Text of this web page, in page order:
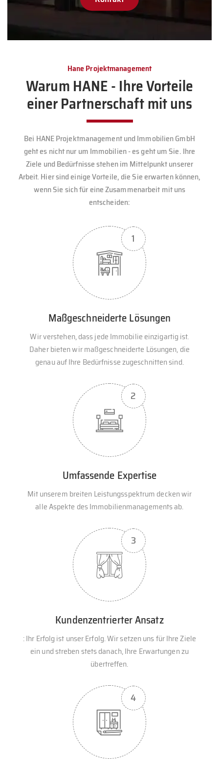
Hane Projektmanagement
Warum HANE - Ihre Vorteile
einer Partnerschaft mit uns
Bei HANE Projektmanagement und Immobilien GmbH
geht es nicht nur um Immobilien - es geht um Sie. Ihre
Ziele und Bedürfnisse stehen im Mittelpunkt unserer
Arbeit. Hier sind einige Vorteile, die Sie erwarten können,
wenn Sie sich für eine Zusammenarbeit mit uns
entscheiden:
Maßgeschneiderte Lösungen
Wir verstehen, dass jede Immobilie einzigartig ist.
Daher bieten wir maßgeschneiderte Lösungen, die
genau auf Ihre Bedürfnisse zugeschnitten sind.
Umfassende Expertise
Mit unserem breiten Leistungsspektrum decken wir
alle Aspekte des Immobilienmanagements ab.
Kundenzentrierter Ansatz
: Ihr Erfolg ist unser Erfolg. Wir setzen uns für Ihre Ziele
ein und streben stets danach, Ihre Erwartungen zu
übertreffen.